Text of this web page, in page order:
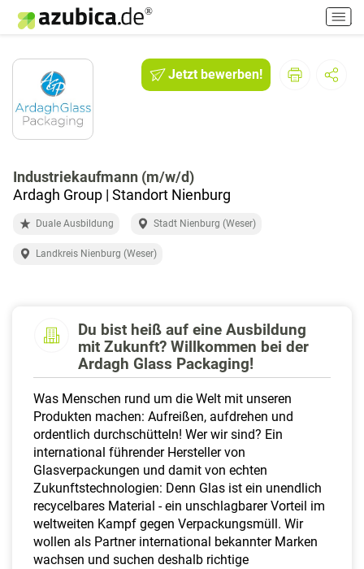
H
a
p
Jetzt bewerben!
Industriekaufmann (m/w/d)
Ardagh Group | Standort Nienburg
Duale Ausbildung Stadt Nienburg (Weser)
Landkreis Nienburg (Weser)
Du bist heiß auf eine Ausbildung
mit Zukunft? Willkommen bei der
Ardagh Glass Packaging!
Was Menschen rund um die Welt mit unseren
Produkten machen: Aufreißen, aufdrehen und
ordentlich durchschütteln! Wer wir sind? Ein
international führender Hersteller von
Glasverpackungen und damit von echten
Zukunftstechnologien: Denn Glas ist ein unendlich
recycelbares Material - ein unschlagbarer Vorteil im
weltweiten Kampf gegen Verpackungsmüll. Wir
wollen als Partner international bekannter Marken
wachsen und suchen deshalb richtige